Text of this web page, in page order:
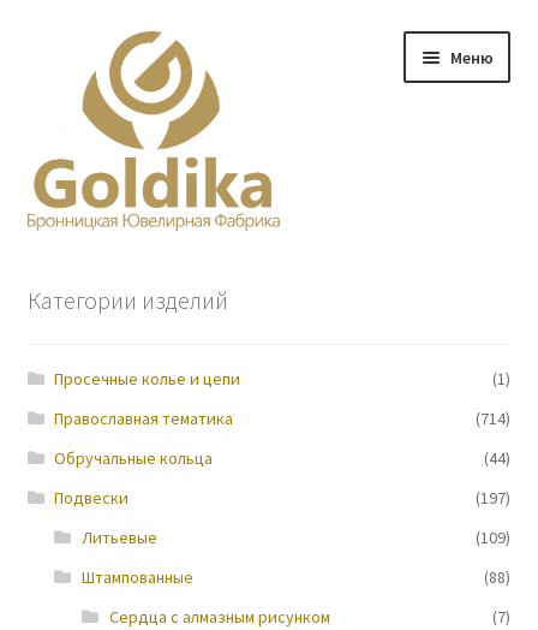
навигации
содержимому
Меню
Прайс-лист
Контакты
Новости
Категории изделий
Просечные колье и цепи
(1)
Православная тематика
(714)
Обручальные кольца
(44)
Подвески
(197)
Литьевые
(109)
Штампованные
(88)
Cердца с алмазным рисунком
(7)